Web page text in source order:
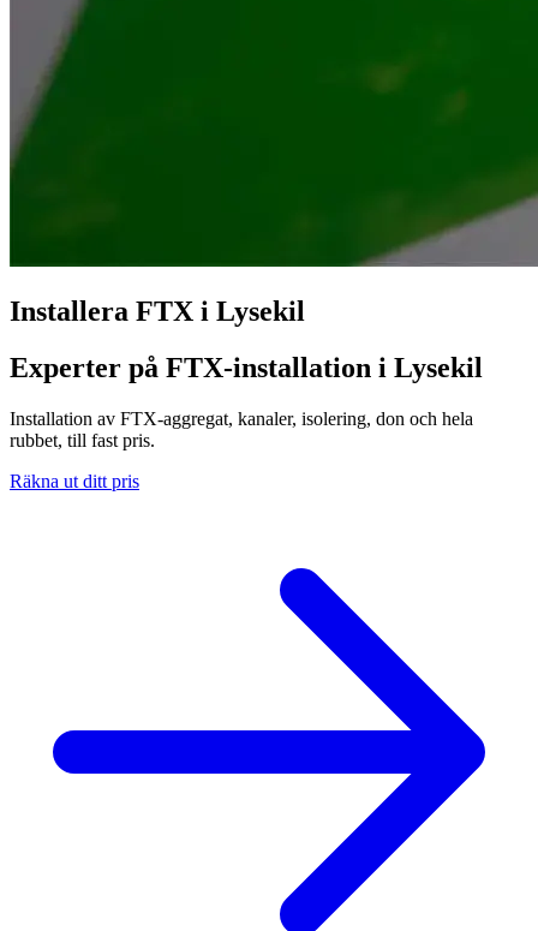
Installera FTX i Lysekil
Experter på FTX-installation i Lysekil
Installation av FTX-aggregat, kanaler, isolering, don och hela
rubbet, till fast pris.
Räkna ut ditt pris